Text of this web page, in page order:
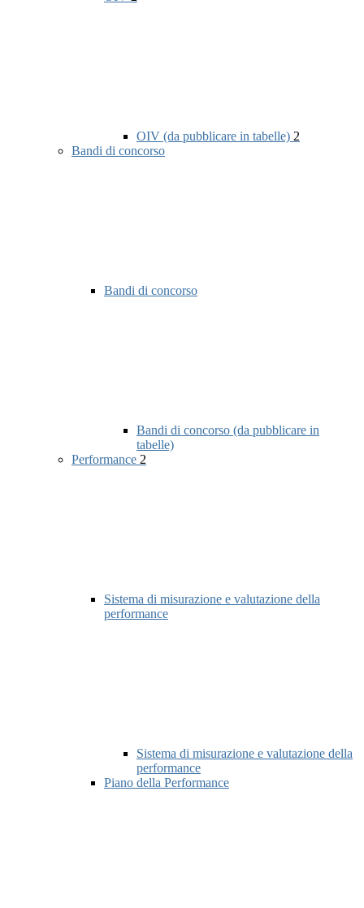
OIV (da pubblicare in tabelle) 2
Bandi di concorso
Bandi di concorso
Bandi di concorso (da pubblicare in
tabelle)
Performance 2
Sistema di misurazione e valutazione della
performance
Sistema di misurazione e valutazione della
performance
Piano della Performance